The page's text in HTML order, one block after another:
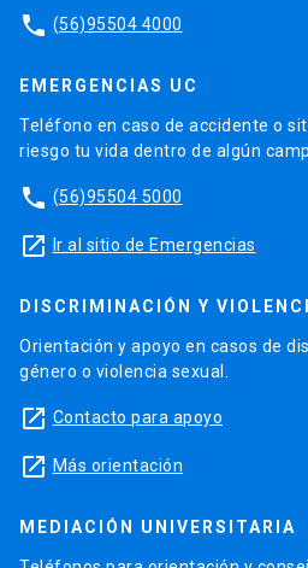
phone (56)95504 4000
EMERGENCIAS UC
Teléfono en caso de accidente o
riesgo tu vida dentro de algún
phone (56)95504 5000
launch Ir al sitio de Emergencias
DISCRIMINACIÓN Y
Orientación y apoyo en casos de
género o violencia sexual.
launch Contacto para apoyo
launch Más orientación
MEDIACIÓN UNIVERSITARIA